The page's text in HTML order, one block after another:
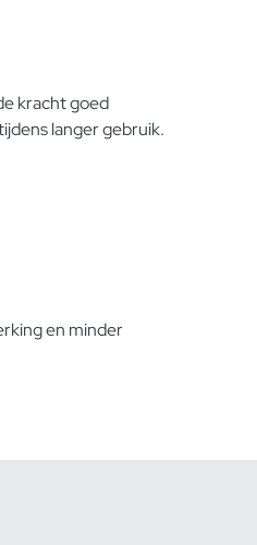
kracht goed
langer gebruik.
en minder